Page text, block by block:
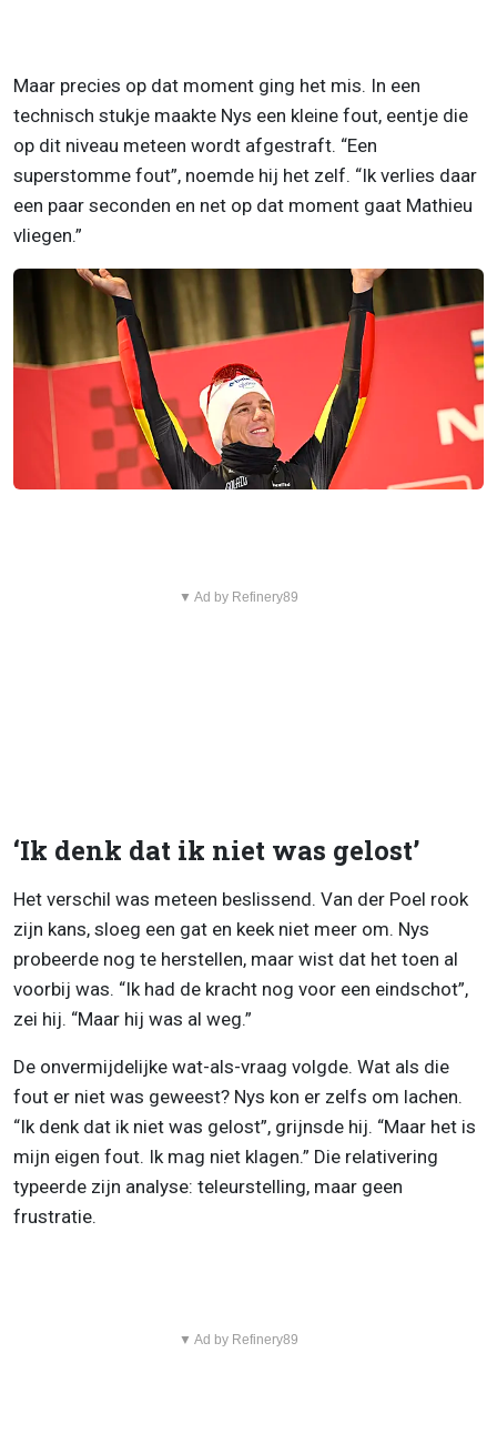
Maar precies op dat moment ging het mis. In een
technisch stukje maakte Nys een kleine fout, eentje die
op dit niveau meteen wordt afgestraft. “Een
superstomme fout”, noemde hij het zelf. “Ik verlies daar
een paar seconden en net op dat moment gaat Mathieu
vliegen.”
▼ Ad by Refinery89
‘Ik denk dat ik niet was gelost’
Het verschil was meteen beslissend. Van der Poel rook
zijn kans, sloeg een gat en keek niet meer om. Nys
probeerde nog te herstellen, maar wist dat het toen al
voorbij was. “Ik had de kracht nog voor een eindschot”,
zei hij. “Maar hij was al weg.”
De onvermijdelijke wat-als-vraag volgde. Wat als die
fout er niet was geweest? Nys kon er zelfs om lachen.
“Ik denk dat ik niet was gelost”, grijnsde hij. “Maar het is
mijn eigen fout. Ik mag niet klagen.” Die relativering
typeerde zijn analyse: teleurstelling, maar geen
frustratie.
▼ Ad by Refinery89